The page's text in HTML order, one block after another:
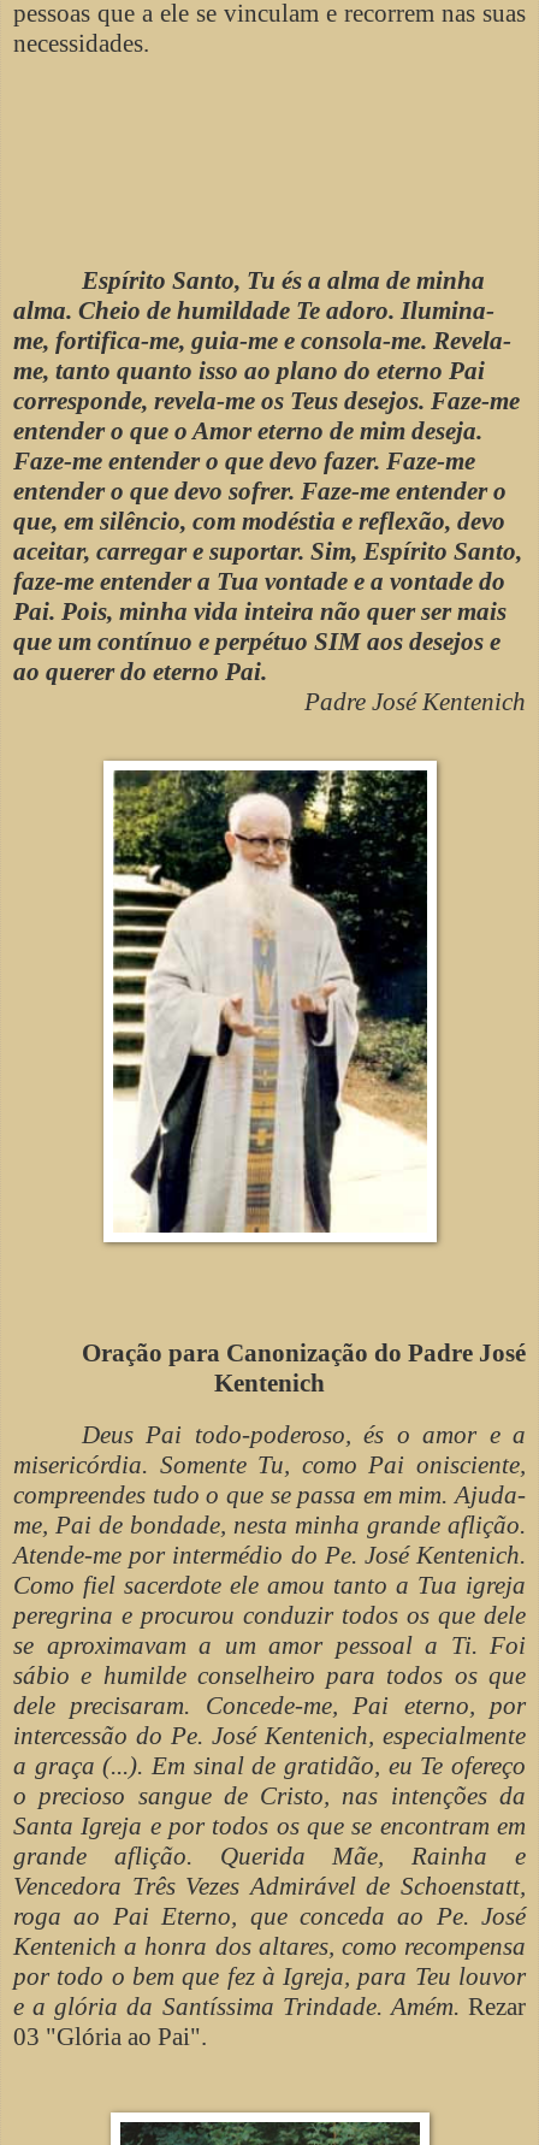
pessoas que a ele se vinculam e recorrem nas suas
necessidades.
Espírito Santo, Tu és a alma de minha
alma. Cheio de humildade Te adoro. Ilumina-
me, fortifica-me, guia-me e consola-me. Revela-
me, tanto quanto isso ao plano do eterno Pai
corresponde, revela-me os Teus desejos. Faze-me
entender o que o Amor eterno de mim deseja.
Faze-me entender o que devo fazer. Faze-me
entender o que devo sofrer. Faze-me entender o
que, em silêncio, com modéstia e reflexão, devo
aceitar, carregar e suportar. Sim, Espírito Santo,
faze-me entender a Tua vontade e a vontade do
Pai. Pois, minha vida inteira não quer ser mais
que um contínuo e perpétuo SIM aos desejos e
ao querer do eterno Pai.
Padre José Kentenich
Oração para Canonização do Padre José
Kentenich
Deus Pai todo-poderoso, és o amor e a
misericórdia. Somente Tu, como Pai onisciente,
compreendes tudo o que se passa em mim. Ajuda-
me, Pai de bondade, nesta minha grande aflição.
Atende-me por intermédio do Pe. José Kentenich.
Como fiel sacerdote ele amou tanto a Tua igreja
peregrina e procurou conduzir todos os que dele
se aproximavam a um amor pessoal a Ti. Foi
sábio e humilde conselheiro para todos os que
dele precisaram. Concede-me, Pai eterno, por
intercessão do Pe. José Kentenich, especialmente
a graça (...). Em sinal de gratidão, eu Te ofereço
o precioso sangue de Cristo, nas intenções da
Santa Igreja e por todos os que se encontram em
grande aflição. Querida Mãe, Rainha e
Vencedora Três Vezes Admirável de Schoenstatt,
roga ao Pai Eterno, que conceda ao Pe. José
Kentenich a honra dos altares, como recompensa
por todo o bem que fez à Igreja, para Teu louvor
e a glória da Santíssima Trindade. Amém. Rezar
03 "Glória ao Pai".